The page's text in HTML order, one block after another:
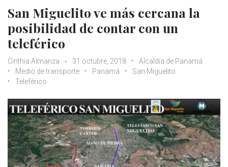
San Miguelito ve más cercana la
posibilidad de contar con un
teleférico
Cinthia Almanza 31 octubre, 2018
Alcaldía de Panamá
Medio de transporte
Panamá
San Miguelito
Teleférico